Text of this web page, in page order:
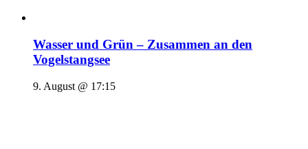
Wasser und Grün – Zusammen an den
Vogelstangsee
9. August @ 17:15